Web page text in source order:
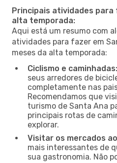
Principais atividades para
alta temporada:
Aqui está um resumo com
atividades para fazer em
meses da alta temporada:
Ciclismo e caminhadas:
seus arredores de
completamente nas
Recomendamos que
turismo de Santa Ana
principais rotas de
explorar.
Visitar os mercados
mais interessantes de
sua gastronomia. Não